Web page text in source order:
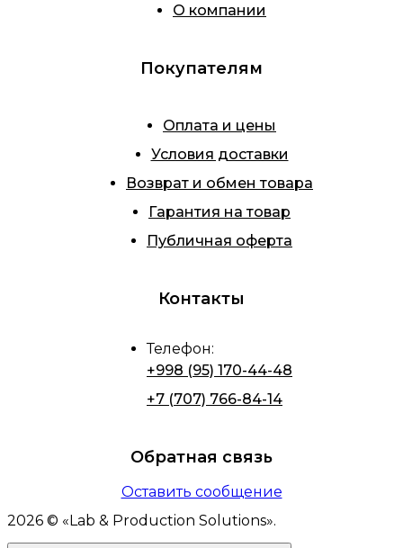
О компании
Покупателям
Оплата и цены
Условия доставки
Возврат и обмен товара
Гарантия на товар
Публичная оферта
Контакты
Телефон:
+998 (95) 170-44-48
+7 (707) 766-84-14
Обратная связь
Оставить сообщение
2026 © « Lab & Production Solutions».